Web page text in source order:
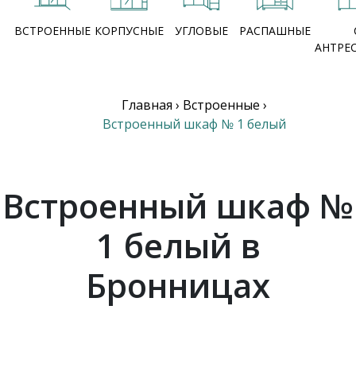
ВСТРОЕННЫЕ КОРПУСНЫЕ УГЛОВЫЕ РАСПАШНЫЕ
Главная › Встроенные ›
Встроенный шкаф № 1 белый
Встроенный шкаф №
1 белый в
Бронницах